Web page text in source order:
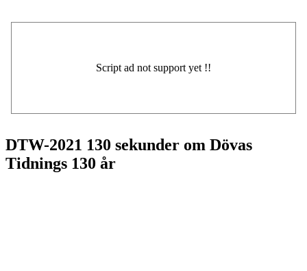
DTW-2021 130 sekunder om Dövas
Tidnings 130 år